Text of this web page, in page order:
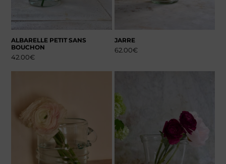
ALBARELLE PETIT SANS
BOUCHON
42.00€
JARRE
62.00€